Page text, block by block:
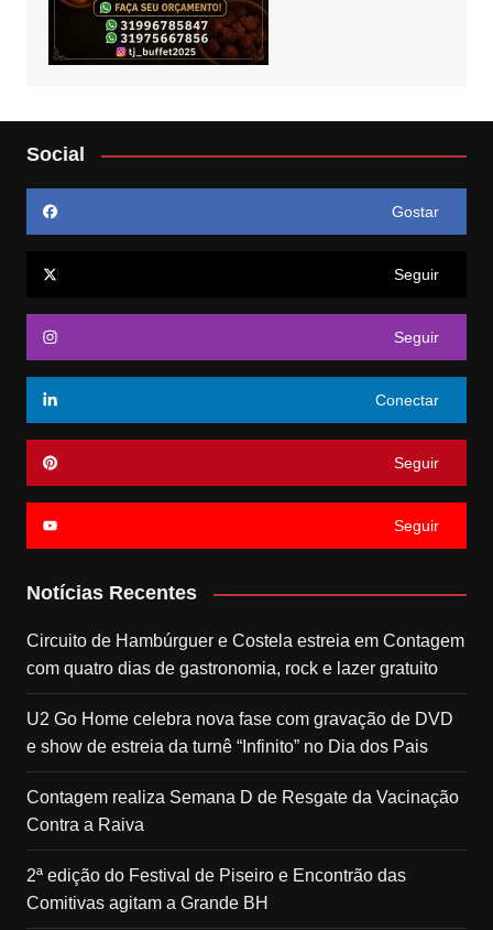
Social
Gostar
Seguir
Seguir
Conectar
Seguir
Seguir
Notícias Recentes
Circuito de Hambúrguer e Costela estreia em Contagem
com quatro dias de gastronomia, rock e lazer gratuito
U2 Go Home celebra nova fase com gravação de DVD
e show de estreia da turnê “Infinito” no Dia dos Pais
Contagem realiza Semana D de Resgate da Vacinação
Contra a Raiva
2ª edição do Festival de Piseiro e Encontrão das
Comitivas agitam a Grande BH